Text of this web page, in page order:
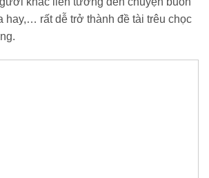
hay,… rất dễ trở thành đề tài trêu chọc